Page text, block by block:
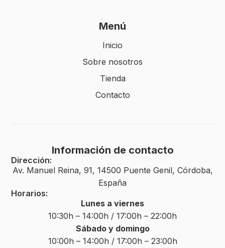
Menú
Inicio
Sobre nosotros
Tienda
Contacto
Información de contacto
Dirección:
Av. Manuel Reina, 91, 14500 Puente Genil, Córdoba,
España
Horarios:
Lunes a viernes
10:30h – 14:00h / 17:00h – 22:00h
Sábado y domingo
10:00h – 14:00h / 17:00h – 23:00h